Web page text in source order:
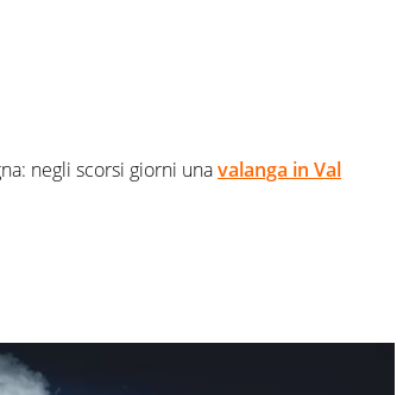
negli scorsi giorni unavalanga in Val